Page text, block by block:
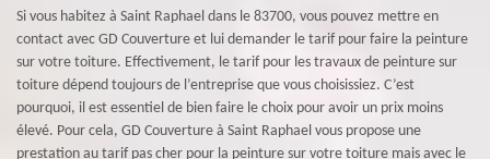
Si vous habitez à Saint Raphael dans le 83700, vous pouvez mettre en
contact avec GD Couverture et lui demander le tarif pour faire la peinture
sur votre toiture. Effectivement, le tarif pour les travaux de peinture sur
toiture dépend toujours de l’entreprise que vous choisissiez. C’est
pourquoi, il est essentiel de bien faire le choix pour avoir un prix moins
élevé. Pour cela, GD Couverture à Saint Raphael vous propose une
prestation au tarif pas cher pour la peinture sur votre toiture mais avec le